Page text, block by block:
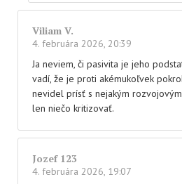
Viliam V.
4. februára 2026, 20:39
Ja neviem, či pasivita je jeho
vadí, že je proti akémukoľvek
nevidel prísť s nejakým
len niečo kritizovať.
Jozef 123
4. februára 2026, 19:07